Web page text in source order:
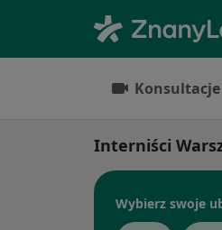
Interniści
Wybierz swoje